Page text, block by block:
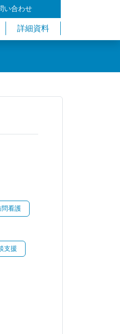
い合わせ
詳細資料
問看護
支援